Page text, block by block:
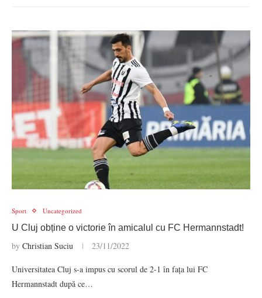
Sport Uncategorized
U Cluj obține o victorie în amicalul cu FC Hermannstadt!
by Christian Suciu 23/11/2022
Universitatea Cluj s-a impus cu scorul de 2-1 în fața lui FC
Hermannstadt după ce…